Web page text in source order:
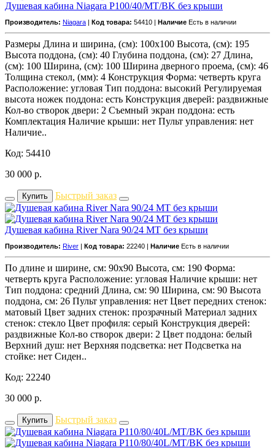
Душевая кабина Niagara P100/40/MT/BK без крыши
Производитель: Niagara Код товара: 54410 | Наличие Есть в наличии
Размеры Длина и ширина, (см): 100x100 Высота, (см): 195
Высота поддона, (см): 40 Глубина поддона, (см): 27 Длина,
(см): 100 Ширина, (см): 100 Ширина дверного проема, (см): 46
Толщина стекол, (мм): 4 Конструкция Форма: четверть круга
Расположение: угловая Тип поддона: высокий Регулируемая
высота ножек поддона: есть Конструкция дверей: раздвижные
Кол-во створок двери: 2 Съемный экран поддона: есть
Комплектация Наличие крыши: нет Пульт управления: нет
Наличие..
Код: 54410
30 000 р.
Купить Быстрый заказ
Душевая кабина River Nara 90/24 MT без крыши
Производитель: River Код товара: 22240 | Наличие Есть в наличии
По длине и ширине, см: 90x90 Высота, см: 190 Форма:
четверть круга Расположение: угловая Наличие крыши: нет
Тип поддона: средний Длина, см: 90 Ширина, см: 90 Высота
поддона, см: 26 Пульт управления: нет Цвет передних стенок:
матовый Цвет задних стенок: прозрачный Материал задних
стенок: стекло Цвет профиля: серый Конструкция дверей:
раздвижные Кол-во створок двери: 2 Цвет поддона: белый
Верхний душ: нет Верхняя подсветка: нет Подсветка на
стойке: нет Сиден..
Код: 22240
30 000 р.
Купить Быстрый заказ